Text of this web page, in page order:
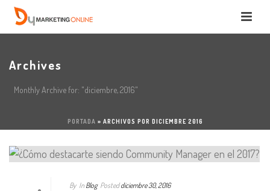
Archives
Monthly Archive for: "diciembre, 2016"
PORTADA » ARCHIVOS POR DICIEMBRE 2016
By In Blog Posted diciembre 30, 2016